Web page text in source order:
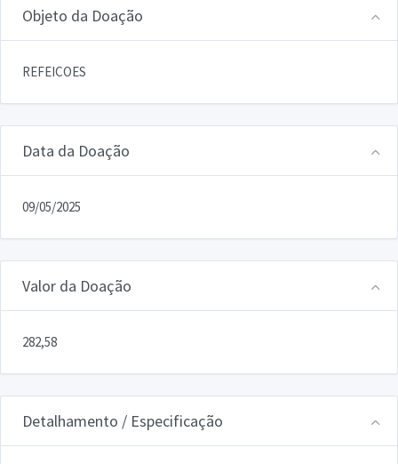
Objeto da Doação
REFEICOES
Data da Doação
09/05/2025
Valor da Doação
282,58
Detalhamento / Especificação